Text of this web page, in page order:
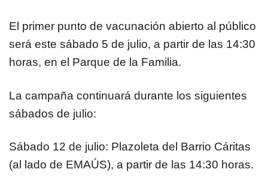
El primer punto de vacunación abierto al público
será este sábado 5 de julio, a partir de las 14:30
horas, en el Parque de la Familia.
La campaña continuará durante los siguientes
sábados de julio:
Sábado 12 de julio: Plazoleta del Barrio Cáritas
(al lado de EMAÚS), a partir de las 14:30 horas.